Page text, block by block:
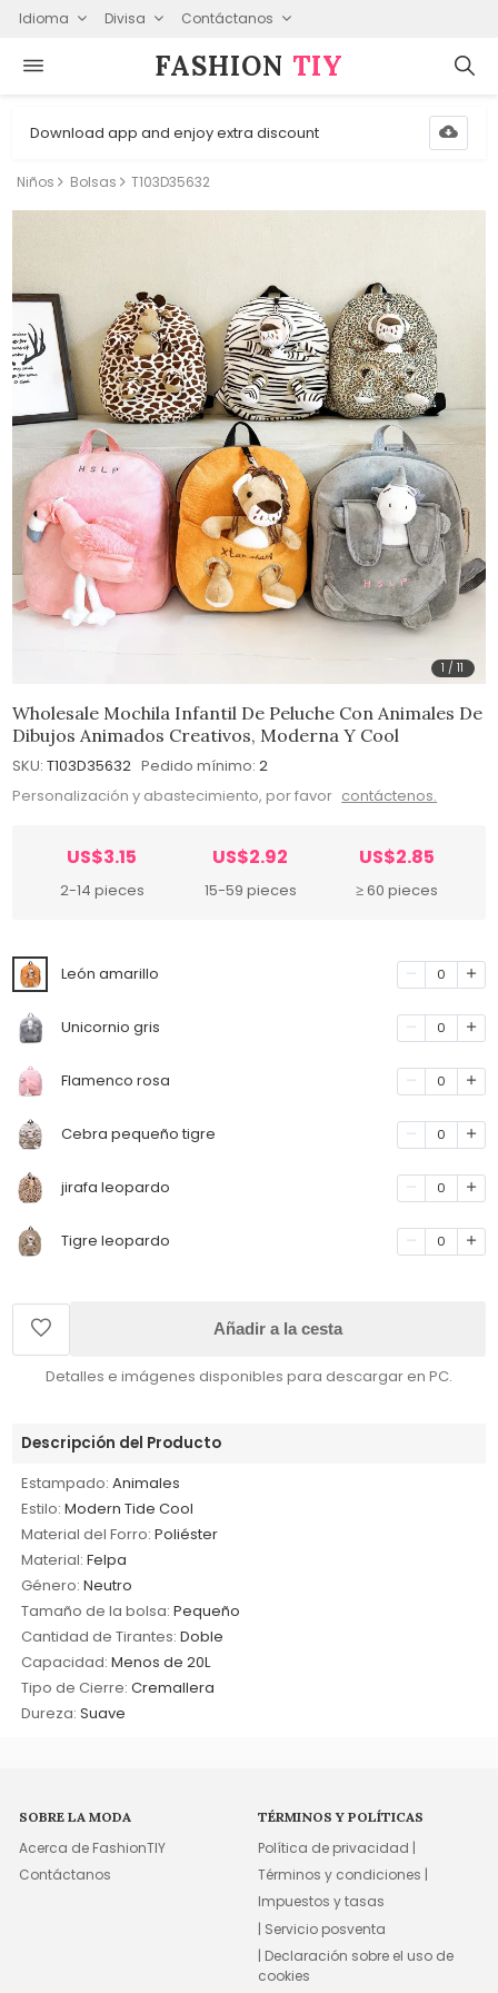
Idioma Divisa Contáctanos
FASHION⁠ TIY
Download app and enjoy extra discount
Niños Bolsas T103D35632
1 /11
Wholesale Mochila Infantil De Peluche Con Animales De
Dibujos Animados Creativos, Moderna Y Cool
SKU: T103D35632 Pedido mínimo: 2
Personalización y abastecimiento, por favor contáctenos.
US$3.15
2-14 pieces
US$2.92
15-59 pieces
US$2.85
≥ 60 pieces
León amarillo 0
Unicornio gris 0
Flamenco rosa 0
Cebra pequeño tigre 0
jirafa leopardo 0
Tigre leopardo 0
Añadir a la cesta
Detalles e imágenes disponibles para descargar en PC.
Descripción del Producto
Estampado: Animales
Estilo: Modern Tide Cool
Material del Forro: Poliéster
Material: Felpa
Género: Neutro
Tamaño de la bolsa: Pequeño
Cantidad de Tirantes: Doble
Capacidad: Menos de 20L
Tipo de Cierre: Cremallera
Dureza: Suave
SOBRE LA MODA
Acerca de FashionTIY
Contáctanos
TÉRMINOS Y POLÍTICAS
Política de privacidad |
Términos y condiciones |
Impuestos y tasas
| Servicio posventa
| Declaración sobre el uso de
cookies